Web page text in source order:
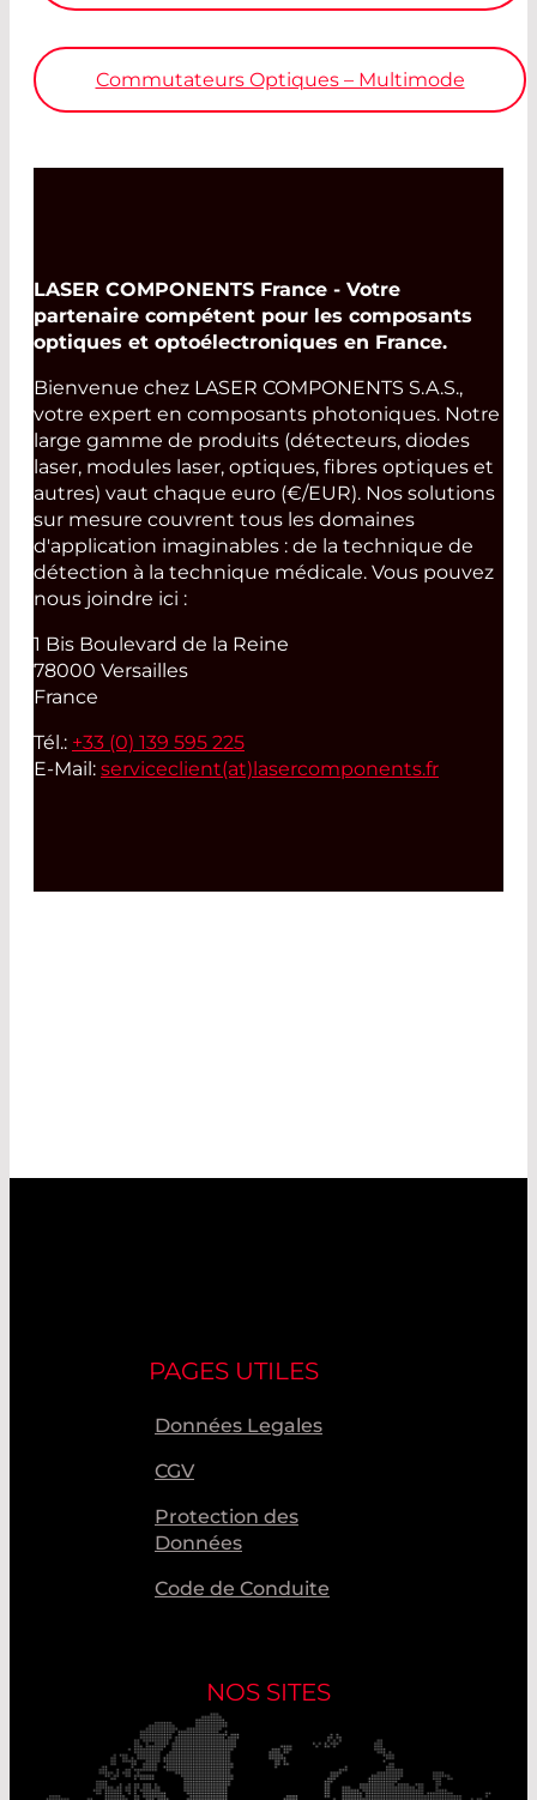
Commutateurs Optiques – Multimode
LASER COMPONENTS France - Votre
partenaire compétent pour les composants
optiques et optoélectroniques en France.
Bienvenue chez LASER COMPONENTS S.A.S.,
votre expert en composants photoniques. Notre
large gamme de produits (détecteurs, diodes
laser, modules laser, optiques, fibres optiques et
autres) vaut chaque euro (€/EUR). Nos solutions
sur mesure couvrent tous les domaines
d'application imaginables : de la technique de
détection à la technique médicale. Vous pouvez
nous joindre ici :
1 Bis Boulevard de la Reine
78000 Versailles
France
Tél.: +33 (0) 139 595 225
E-Mail: serviceclient(at) lasercomponents.fr
PAGES UTILES
Données Legales
CGV
Protection des
Données
Code de Conduite
NOS SITES